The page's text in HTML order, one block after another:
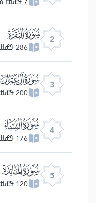
2 ﮎ
286 ߟߝߊߙߌ ߘߏ߫
3 ﮏ
200 ߟߝߊߙߌ ߘߏ߫
4 ﮐ
176 ߟߝߊߙߌ ߘߏ߫
5 ﮑ
120 ߟߝߊߙߌ ߘߏ߫